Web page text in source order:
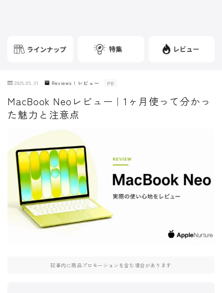
2026.05.31 Reviews | レビュー PR
MacBook Neoレビュー｜1ヶ月使って分かっ
た魅力と注意点
記事内に商品プロモーションを含む場合があります